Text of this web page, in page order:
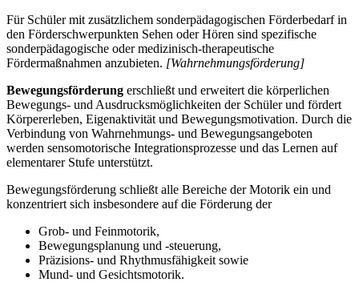
Für Schüler mit zusätzlichem sonderpädagogischen Förderbedarf in
den Förderschwerpunkten Sehen oder Hören sind spezifische
sonderpädagogische oder medizinisch-therapeutische
Fördermaßnahmen anzubieten. [Wahrnehmungsförderung]
Bewegungsförderung erschließt und erweitert die körperlichen
Bewegungs- und Ausdrucksmöglichkeiten der Schüler und fördert
Körpererleben, Eigenaktivität und Bewegungsmotivation. Durch die
Verbindung von Wahrnehmungs- und Bewegungsangeboten
werden sensomotorische Integrationsprozesse und das Lernen auf
elementarer Stufe unterstützt.
Bewegungsförderung schließt alle Bereiche der Motorik ein und
konzentriert sich insbesondere auf die Förderung der
Grob- und Feinmotorik,
Bewegungsplanung und -steuerung,
Präzisions- und Rhythmusfähigkeit sowie
Mund- und Gesichtsmotorik.